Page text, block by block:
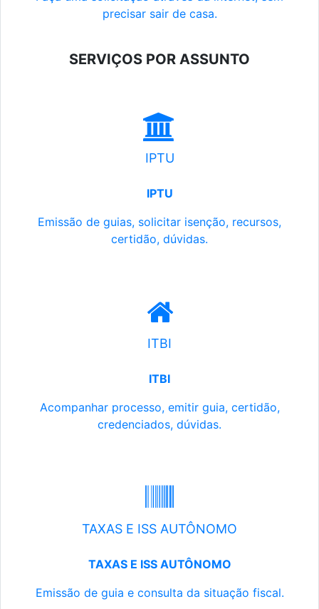
precisar sair de casa.
SERVIÇOS POR ASSUNTO
IPTU
IPTU
Emissão de guias, solicitar isenção, recursos,
certidão, dúvidas.
ITBI
ITBI
Acompanhar processo, emitir guia, certidão,
credenciados, dúvidas.
TAXAS E ISS AUTÔNOMO
TAXAS E ISS AUTÔNOMO
Emissão de guia e consulta da situação fiscal.